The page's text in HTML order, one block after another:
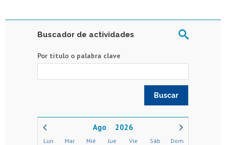
Buscador de actividades
Por título o palabra clave
2026
Lun Mar Mié Jue Vie Sáb
Dom